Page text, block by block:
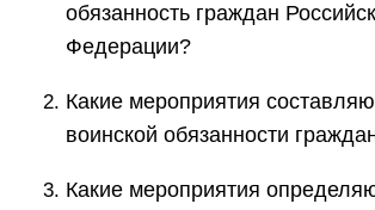
обязанность граждан
Федерации?
Какие мероприятия
воинской обязанности
Какие мероприятия